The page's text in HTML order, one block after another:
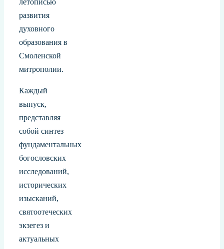
развития
духовного
образования в
Смоленской
митрополии.
Каждый
выпуск,
представляя
собой синтез
фундаментальных
богословских
исследований,
исторических
изысканий,
святоотеческих
экзегез и
актуальных